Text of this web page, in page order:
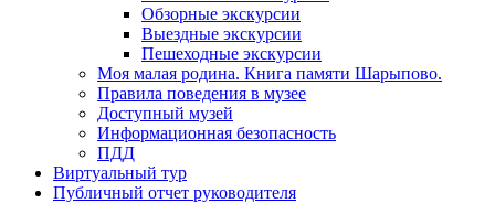
Обзорные экскурсии
Выездные экскурсии
Пешеходные экскурсии
Моя малая родина. Книга памяти Шарыпово.
Правила поведения в музее
Доступный музей
Информационная безопасность
ПДД
Виртуальный тур
Публичный отчет руководителя